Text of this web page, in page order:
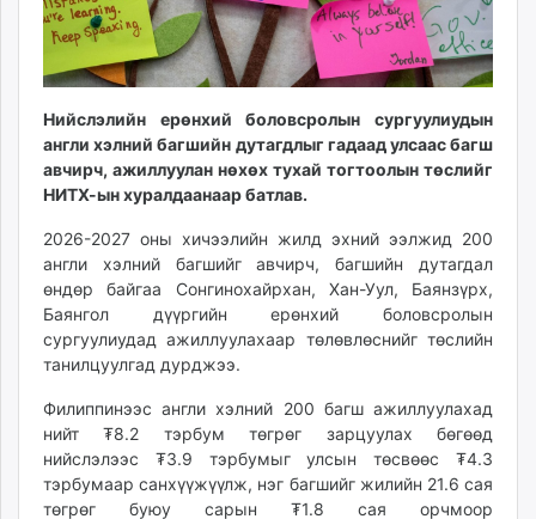
zarig.mn
today.mn
zuv.mn
ugluu.mn
urlag.mn
unen.mn
shudarga.mn
shuurhai.mn
unuudur.mn
isee.mn
mglradio.com
fact.mn
itoim.mn
tumen.mn
shuum.mn
Нийслэлийн ерөнхий боловсролын сургуулиудын
англи хэлний багшийн дутагдлыг гадаад улсаас багш
авчирч, ажиллуулан нөхөх тухай тогтоолын төслийг
НИТХ-ын хуралдаанаар батлав.
2026-2027 оны хичээлийн жилд эхний ээлжид 200
англи хэлний багшийг авчирч, багшийн дутагдал
өндөр байгаа Сонгинохайрхан, Хан-Уул, Баянзүрх,
Баянгол дүүргийн ерөнхий боловсролын
сургуулиудад ажиллуулахаар төлөвлөснийг төслийн
танилцуулгад дурджээ.
Филиппинээс англи хэлний 200 багш ажиллуулахад
нийт ₮8.2 тэрбум төгрөг зарцуулах бөгөөд
нийслэлээс ₮3.9 тэрбумыг улсын төсвөөс ₮4.3
тэрбумаар санхүүжүүлж, нэг багшийг жилийн 21.6 сая
төгрөг буюу сарын ₮1.8 сая орчмоор